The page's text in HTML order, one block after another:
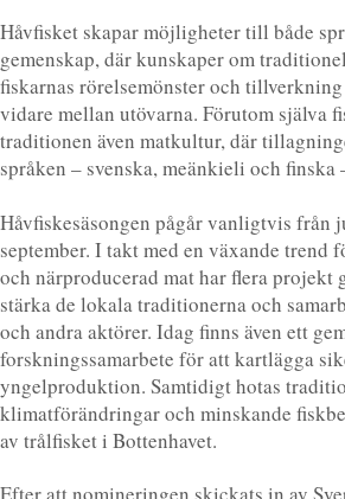
Håvfisket skapar möjligheter till både
gemenskap, där kunskaper om
fiskarnas rörelsemönster och
vidare mellan utövarna. Förutom själva
traditionen även matkultur, där
språken – svenska, meänkieli och
Håvfiskesäsongen pågår vanligtvis från
september. I takt med en växande trend
och närproducerad mat har flera projekt
stärka de lokala traditionerna och
och andra aktörer. Idag finns även ett
forskningssamarbete för att kartlägga
yngelproduktion. Samtidigt hotas
klimatförändringar och minskande
av trålfisket i Bottenhavet.